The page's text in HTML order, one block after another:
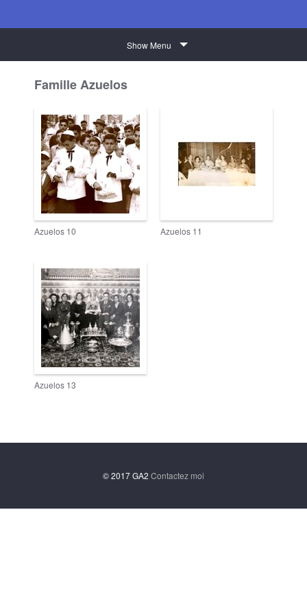
Show Menu
Famille Azuelos
Azuelos 10 Azuelos 11
Azuelos 13
© 2017 GA2 Contactez moi